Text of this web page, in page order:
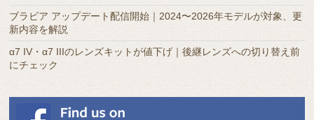
ブラビア アップデート配信開始｜2024〜2026年モデルが対象、更
新内容を解説
α7 IV・α7 IIIのレンズキットが値下げ｜後継レンズへの切り替え前
にチェック